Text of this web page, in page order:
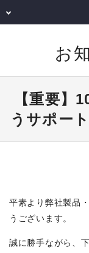
お
【重要】
うサポー
平素より弊社製品
うございます。
誠に勝手ながら、